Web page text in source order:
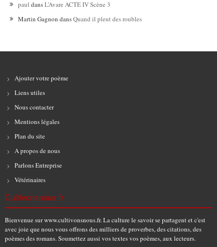
paul dansL’Avare ACTE IV Scène 3
Martin Gagnon dansQuand il pleut des roubles
Ajouter votre poème
Liens utiles
Nous contacter
Mentions légales
Plan du site
A propos de nous
Parlons Entreprise
Vétérinaires
Cultivonsnous.fr
Bienvenue sur www.cultivonsnous.fr. La culture le savoir se partagent et c'est
avec joie que nous vous offrons des milliers de proverbes, des citations, des
poèmes des romans. Soumettez aussi vos textes vos poèmes, aux lecteurs.